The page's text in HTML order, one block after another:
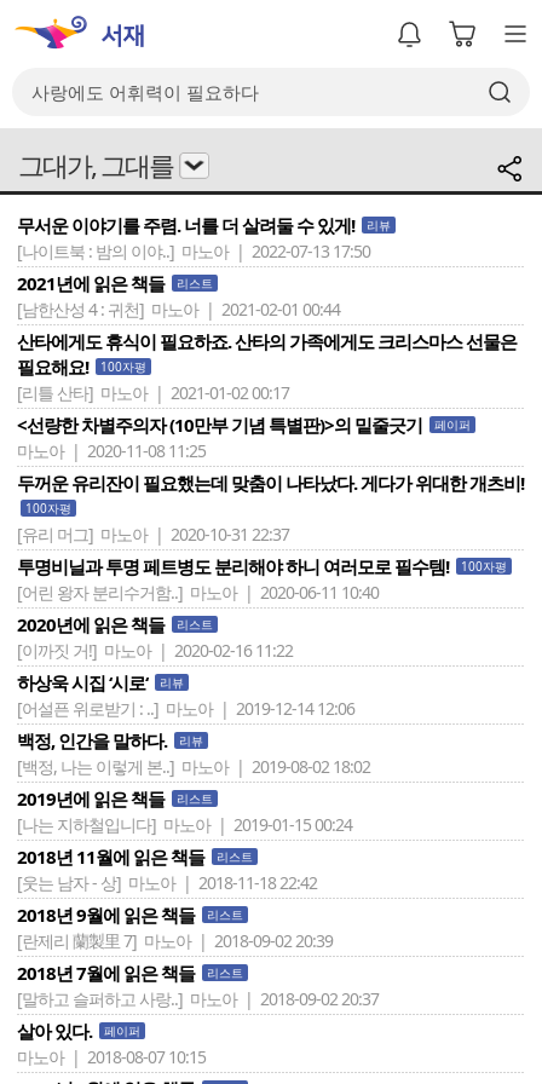
그대가, 그대를
무서운 이야기를 주렴. 너를 더 살려둘 수 있게! 리뷰
[나이트북 : 밤의 이야..] 마노아 | 2022-07-13 17:50
2021년에 읽은 책들 리스트
[남한산성 4 : 귀천] 마노아 | 2021-02-01 00:44
산타에게도 휴식이 필요하죠. 산타의 가족에게도 크리스마스 선물은
필요해요!
100자평
[리틀 산타] 마노아 | 2021-01-02 00:17
<선량한 차별주의자 (10만부 기념 특별판)>의 밑줄긋기 페이퍼
마노아 | 2020-11-08 11:25
두꺼운 유리잔이 필요했는데 맞춤이 나타났다. 게다가 위대한 개츠비!
100자평
[유리 머그] 마노아 | 2020-10-31 22:37
투명비닐과 투명 페트병도 분리해야 하니 여러모로 필수템! 100자평
[어린 왕자 분리수거함..] 마노아 | 2020-06-11 10:40
2020년에 읽은 책들 리스트
[이까짓 거!] 마노아 | 2020-02-16 11:22
하상욱 시집 ‘시로‘ 리뷰
[어설픈 위로받기 : ..] 마노아 | 2019-12-14 12:06
백정, 인간을 말하다. 리뷰
[백정, 나는 이렇게 본..] 마노아 | 2019-08-02 18:02
2019년에 읽은 책들 리스트
[나는 지하철입니다] 마노아 | 2019-01-15 00:24
2018년 11월에 읽은 책들 리스트
[웃는 남자 - 상] 마노아 | 2018-11-18 22:42
2018년 9월에 읽은 책들 리스트
[란제리 蘭製里 7] 마노아 | 2018-09-02 20:39
2018년 7월에 읽은 책들 리스트
[말하고 슬퍼하고 사랑..] 마노아 | 2018-09-02 20:37
살아 있다. 페이퍼
마노아 | 2018-08-07 10:15